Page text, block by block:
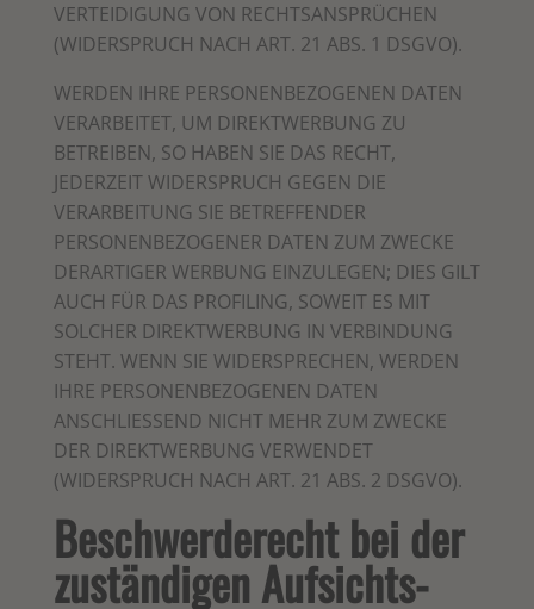
VERTEIDIGUNG VON RECHTSANSPRÜCHEN
(WIDERSPRUCH NACH ART. 21 ABS. 1 DSGVO).
WERDEN IHRE PERSONENBEZOGENEN DATEN
VERARBEITET, UM DIREKTWERBUNG ZU
BETREIBEN, SO HABEN SIE DAS RECHT,
JEDERZEIT WIDERSPRUCH GEGEN DIE
VERARBEITUNG SIE BETREFFENDER
PERSONENBEZOGENER DATEN ZUM ZWECKE
DERARTIGER WERBUNG EINZULEGEN; DIES GILT
AUCH FÜR DAS PROFILING, SOWEIT ES MIT
SOLCHER DIREKTWERBUNG IN VERBINDUNG
STEHT. WENN SIE WIDERSPRECHEN, WERDEN
IHRE PERSONENBEZOGENEN DATEN
ANSCHLIESSEND NICHT MEHR ZUM ZWECKE
DER DIREKTWERBUNG VERWENDET
(WIDERSPRUCH NACH ART. 21 ABS. 2 DSGVO).
Beschwerde­recht bei der
zuständigen Aufsichts­